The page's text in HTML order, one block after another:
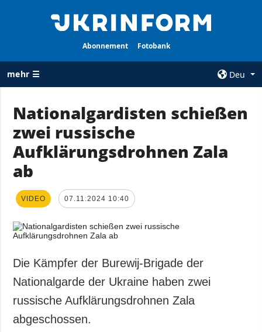
Abonnement Fotobank
mehr ☰
Deu
ALLE
RUBRIKEN
Krieg
Wiederaufbau
der Ukraine
Wirtschaft
Gesellschaft und
Kultur
Sport
Kriminalität
Über uns
und zum Schutz
Nationalgardisten schießen
zwei russische
Aufklärungsdrohnen Zala
ab
VIDEO 07.11.2024 10:40
Die Kämpfer der Burewij-Brigade der
Nationalgarde der Ukraine haben zwei
russische Aufklärungsdrohnen Zala
abgeschossen.